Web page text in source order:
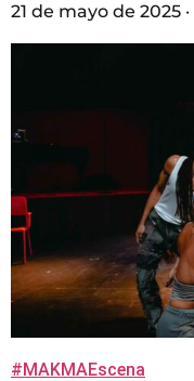
21 de mayo de 2025 ·
#MAKMAEscena